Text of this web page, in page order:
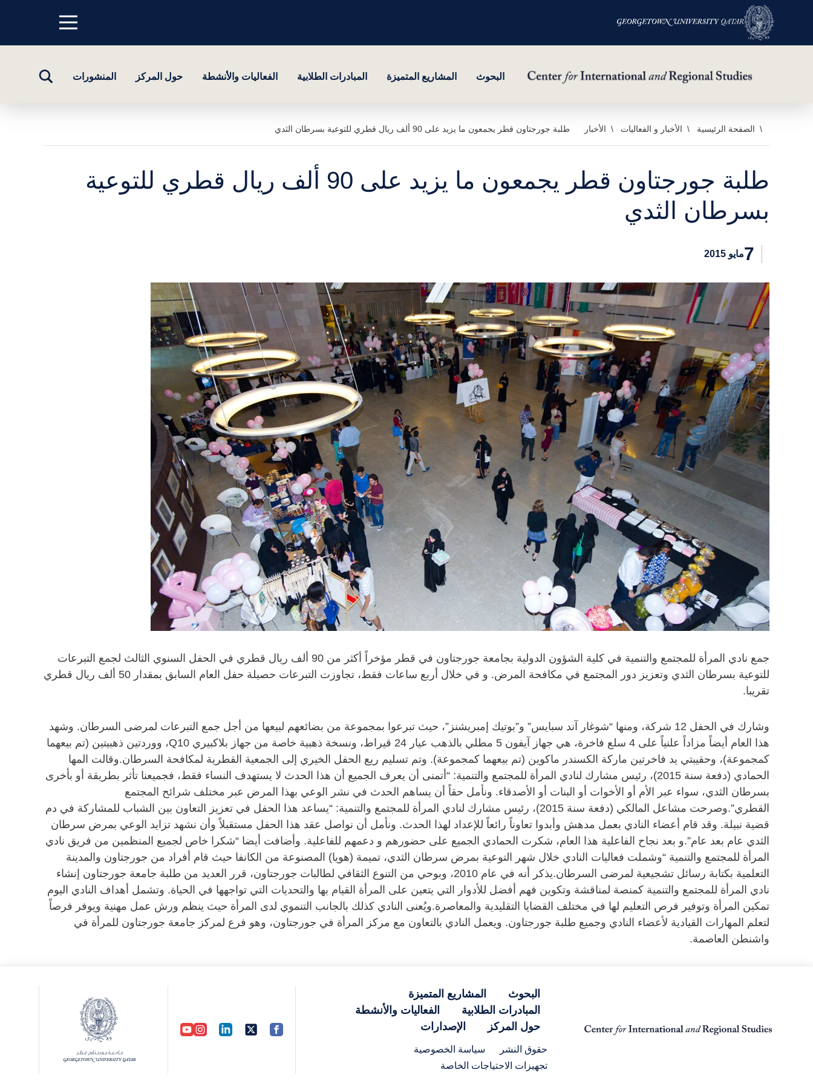
Menu
top
البحوث المشاريع المتميزة المبادرات الطلابية الفعاليات والأنشطة حول المركز المنشورات
تبديل
الصفحة الرئيسية الأخبار و الفعاليات الأخبار طلبة جورجتاون قطر يجمعون ما يزيد على 90 ألف ريال قطري للتوعية بسرطان الثدي
طلبة جورجتاون قطر يجمعون ما يزيد على 90 ألف ريال قطري للتوعية
بسرطان الثدي
7مايو 2015
جمع نادي المرأة للمجتمع والتنمية في كلية الشؤون الدولية بجامعة جورجتاون في قطر مؤخراً أكثر من 90 ألف ريال قطري في الحفل السنوي الثالث لجمع التبرعات
للتوعية بسرطان الثدي وتعزيز دور المجتمع في مكافحة المرض. و في خلال أربع ساعات فقط، تجاوزت التبرعات حصيلة حفل العام السابق بمقدار 50 ألف ريال قطري
تقريبا.
وشارك في الحفل 12 شركة، ومنها “شوغار آند سبايس” و”بوتيك إمبريشنز”، حيث تبرعوا بمجموعة من بضائعهم لبيعها من أجل جمع التبرعات لمرضى السرطان. وشهد
هذا العام أيضاً مزاداً علنياً على 4 سلع فاخرة، هي جهاز آيفون 5 مطلي بالذهب عيار 24 قيراط، ونسخة ذهبية خاصة من جهاز بلاكبيري Q10، ووردتين ذهبيتين (تم بيعهما
كمجموعة)، وحقيبتي يد فاخرتين ماركة الكسندر ماكوين (تم بيعهما كمجموعة). وتم تسليم ريع الحفل الخيري إلى الجمعية القطرية لمكافحة السرطان.وقالت المها
الحمادي (دفعة سنة 2015)، رئيس مشارك لنادي المرأة للمجتمع والتنمية: “أتمنى أن يعرف الجميع أن هذا الحدث لا يستهدف النساء فقط، فجميعنا تأثر بطريقة أو بأخرى
بسرطان الثدي، سواء عبر الأم أو الأخوات أو البنات أو الأصدقاء. ونأمل حقاً أن يساهم الحدث في نشر الوعي بهذا المرض عبر مختلف شرائح المجتمع
القطري”.وصرحت مشاعل المالكي (دفعة سنة 2015)، رئيس مشارك لنادي المرأة للمجتمع والتنمية: “يساعد هذا الحفل في تعزيز التعاون بين الشباب للمشاركة في دم
قضية نبيلة. وقد قام أعضاء النادي بعمل مدهش وأبدوا تعاوناً رائعاً للإعداد لهذا الحدث. ونأمل أن نواصل عقد هذا الحفل مستقبلاً وأن نشهد تزايد الوعي بمرض سرطان
الثدي عام بعد عام”.و بعد نجاح الفاعلية هذا العام، شكرت الحمادي الجميع على حضورهم و دعمهم للفاعلية. وأضافت أيضا “شكرا خاص لجميع المنظمين من فريق نادي
المرأة للمجتمع والتنمية “وشملت فعاليات النادي خلال شهر التوعية بمرض سرطان الثدي، تميمة (هويا) المصنوعة من الكانفا حيث قام أفراد من جورجتاون والمدينة
التعلمية بكتابة رسائل تشجيعية لمرضى السرطان.يذكر أنه في عام 2010، وبوحي من التنوع الثقافي لطالبات جورجتاون، قرر العديد من طلبة جامعة جورجتاون إنشاء
نادي المرأة للمجتمع والتنمية كمنصة لمناقشة وتكوين فهم أفضل للأدوار التي يتعين على المرأة القيام بها والتحديات التي تواجهها في الحياة. وتشمل أهداف النادي اليوم
تمكين المرأة وتوفير فرص التعليم لها في مختلف القضايا التقليدية والمعاصرة.ويُعنى النادي كذلك بالجانب التنموي لدى المرأة حيث ينظم ورش عمل مهنية ويوفر فرصاً
لتعلم المهارات القيادية لأعضاء النادي وجميع طلبة جورجتاون. ويعمل النادي بالتعاون مع مركز المرأة في جورجتاون، وهو فرع لمركز جامعة جورجتاون للمرأة في
واشنطن العاصمة.
البحوث
المشاريع المتميزة
المبادرات الطلابية
الفعاليات والأنشطة
حول المركز
الإصدارات
حقوق النشر
سياسة الخصوصية
تجهيزات الاحتياجات الخاصة